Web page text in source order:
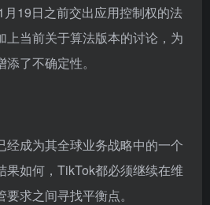
19日之前交出应用控制权的法
上当前关于算法版本的讨论，为
了不确定性。
经成为其全球业务战略中的一个
果如何，TikTok都必须继续在维
求之间寻找平衡点。